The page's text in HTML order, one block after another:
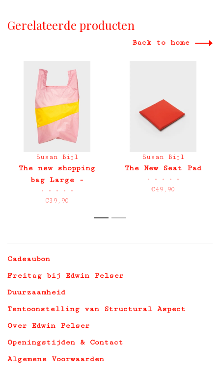
Gerelateerde producten
Back to home
Susan Bijl
The new shopping
bag Large -
Untitled 2026
• • • • •
€39,90
Susan Bijl
The New Seat Pad
• • • • •
€49,90
1 2
Cadeaubon
Freitag bij Edwin Pelser
Duurzaamheid
Tentoonstelling van Structural Aspect
Over Edwin Pelser
Openingstijden & Contact
Algemene Voorwaarden